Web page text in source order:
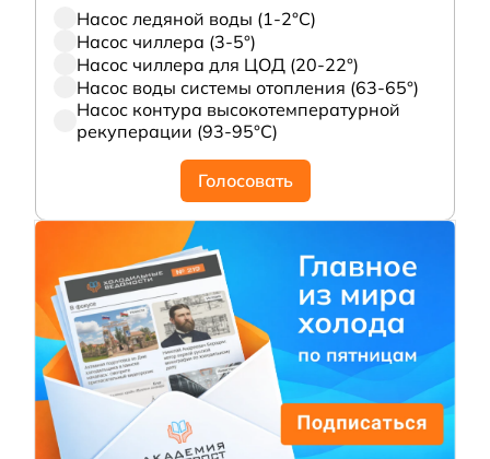
Насос ледяной воды (1-2°С)
Насос чиллера (3-5°)
Насос чиллера для ЦОД (20-22°)
Насос воды системы отопления (63-65°)
Насос контура высокотемпературной
рекуперации (93-95°С)
Голосовать